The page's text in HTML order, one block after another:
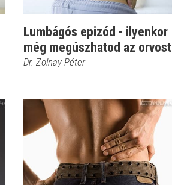
Lumbágós epizód - ilyenkor
még megúszhatod az orvost
Dr. Zolnay Péter